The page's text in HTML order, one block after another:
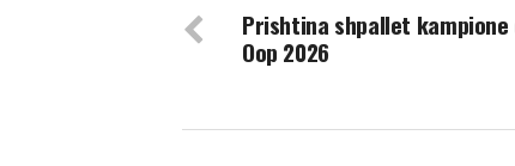
Prishtina shpallet kampione
Oop 2026